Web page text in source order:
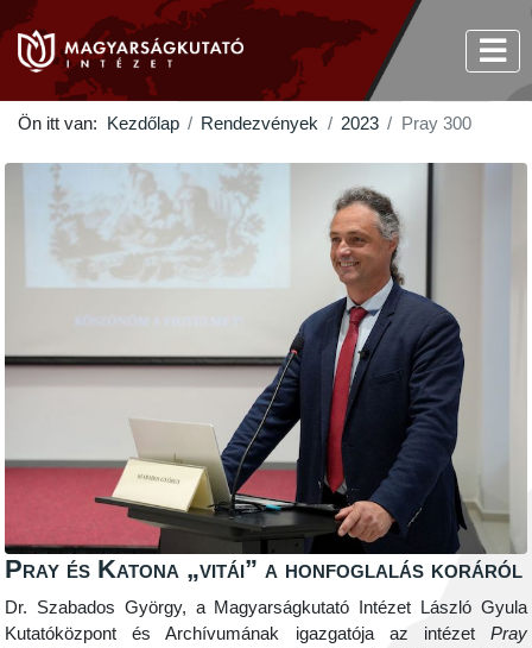
Ön itt van: Kezdőlap Rendezvények 2023 Pray 300
Pray és Katona „vitái” a honfoglalás koráról
Dr. Szabados György, a Magyarságkutató Intézet László Gyula
Kutatóközpont és Archívumának igazgatója az intézet Pray